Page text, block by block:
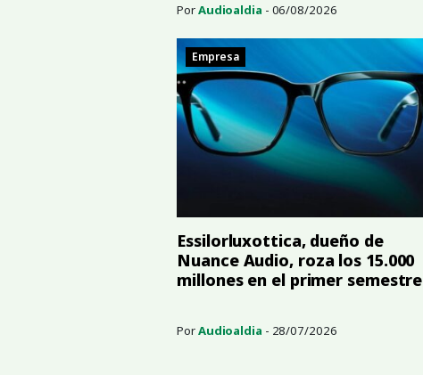
PorAudioaldia - 06/08/2026
Empresa
Essilorluxottica, dueño de
Nuance Audio, roza los 15.000
millones en el primer semestre
PorAudioaldia - 28/07/2026